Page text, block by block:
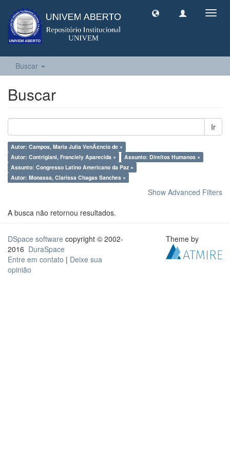
Buscar
Buscar
Ir
Autor: Campos, Maria Julia VenÃ¢ncio de ×
Autor: Contrigiani, Franciely Aparecida ×
Assunto: Direitos Humanos ×
Assunto: Congresso Latino Americano da Paz ×
Autor: Monassa, Clarissa Chagas Sanches ×
Show Advanced Filters
A busca não retornou resultados.
DSpace software copyright © 2002-
2016 DuraSpace
Entre em contato | Deixe sua
opinião
Theme by